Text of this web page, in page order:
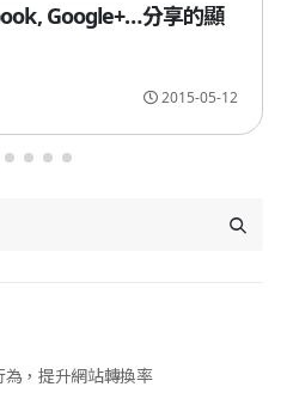
2015-05-12
Google+…分享的顯
，提升網站轉換率